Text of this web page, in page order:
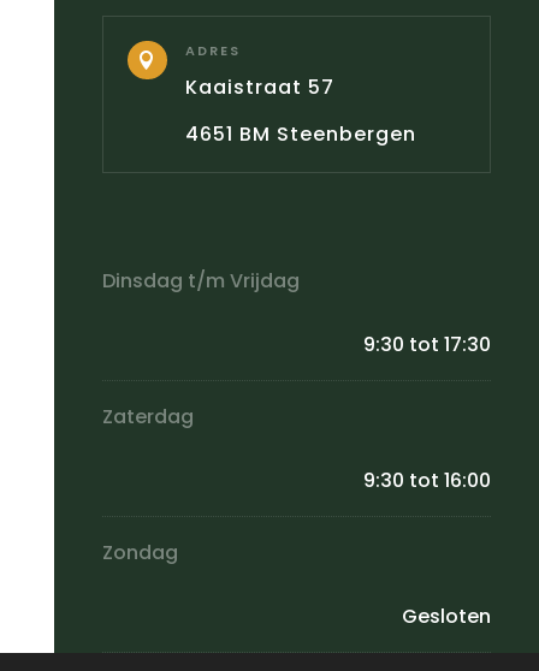
 ADRES
Kaaistraat 57
4651 BM Steenbergen
Dinsdag t/m Vrijdag
9:30 tot 17:30
Zaterdag
9:30 tot 16:00
Zondag
Gesloten